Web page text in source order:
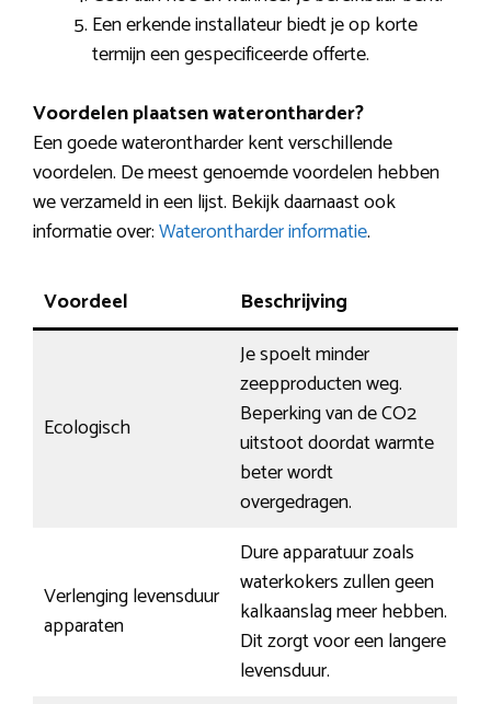
Een erkende installateur biedt je op korte
termijn een gespecificeerde offerte.
Voordelen plaatsen waterontharder?
Een goede waterontharder kent verschillende
voordelen. De meest genoemde voordelen hebben
we verzameld in een lijst. Bekijk daarnaast ook
informatie over:Waterontharder informatie.
Voordeel Beschrijving
Ecologisch
Je spoelt minder
zeepproducten weg.
Beperking van de CO2
uitstoot doordat warmte
beter wordt
overgedragen.
Verlenging levensduur
apparaten
Dure apparatuur zoals
waterkokers zullen geen
kalkaanslag meer hebben.
Dit zorgt voor een langere
levensduur.